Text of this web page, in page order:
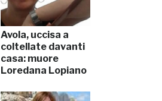
Avola, uccisa a
coltellate davanti
casa: muore
Loredana Lopiano